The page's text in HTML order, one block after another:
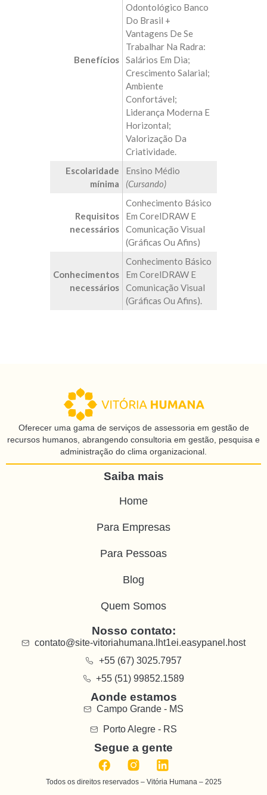
Benefícios
Odontológico Banco
Do Brasil +
Vantagens De Se
Trabalhar Na Radra:
Salários Em Dia;
Crescimento Salarial;
Ambiente
Confortável;
Liderança Moderna E
Horizontal;
Valorização Da
Criatividade.
Escolaridade
mínima
Ensino Médio
(Cursando)
Requisitos
necessários
Conhecimento Básico
Em CorelDRAW E
Comunicação Visual
(gráficas Ou Afins)
Conhecimentos
necessários
Conhecimento Básico
Em CorelDRAW E
Comunicação Visual
(gráficas Ou Afins).
Oferecer uma gama de serviços de assessoria em gestão de
recursos humanos, abrangendo consultoria em gestão, pesquisa e
administração do clima organizacional.
Saiba mais
Home
Para Empresas
Para Pessoas
Blog
Quem Somos
Nosso contato:
contato@site-vitoriahumana.lht1ei.easypanel.host
+55 (67) 3025.7957
+55 (51) 99852.1589
Aonde estamos
Campo Grande - MS
Porto Alegre - RS
Segue a gente
Todos os direitos reservados – Vitória Humana – 2025